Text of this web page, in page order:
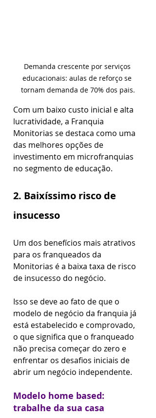
Demanda crescente por serviços
educacionais: aulas de reforço se
tornam demanda de 70% dos pais.
Com um baixo custo inicial e alta
lucratividade, a Franquia
Monitorias se destaca como uma
das melhores opções de
investimento em microfranquias
no segmento de educação.
2. Baixíssimo risco de
insucesso
Um dos benefícios mais atrativos
para os franqueados da
Monitorias é a baixa taxa de risco
de insucesso do negócio.
Isso se deve ao fato de que o
modelo de negócio da franquia já
está estabelecido e comprovado,
o que significa que o franqueado
não precisa começar do zero e
enfrentar os desafios iniciais de
abrir um negócio independente.
Modelo home based:
trabalhe da sua casa